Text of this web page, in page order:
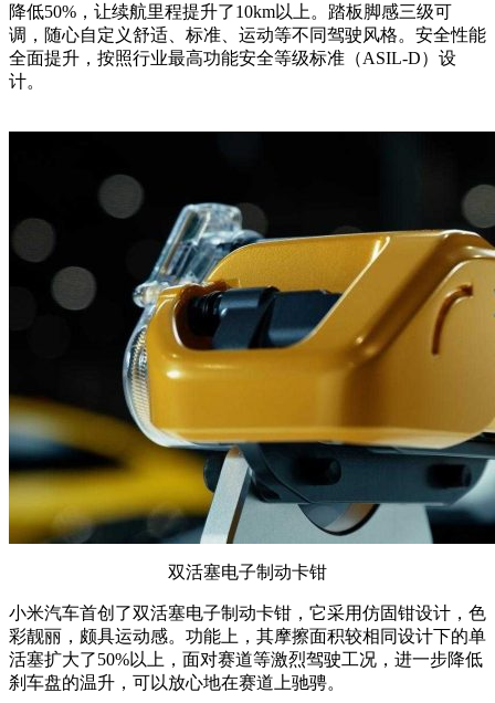
降低50%，让续航里程提升了10km以上。踏板脚感三级可
调，随心自定义舒适、标准、运动等不同驾驶风格。安全性能
全面提升，按照行业最高功能安全等级标准（ASIL-D）设
计。
双活塞电子制动卡钳
小米汽车首创了双活塞电子制动卡钳，它采用仿固钳设计，色
彩靓丽，颇具运动感。功能上，其摩擦面积较相同设计下的单
活塞扩大了50%以上，面对赛道等激烈驾驶工况，进一步降低
刹车盘的温升，可以放心地在赛道上驰骋。